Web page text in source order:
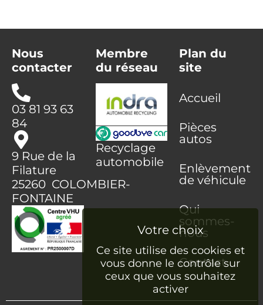
Nous
contacter
03 81 93 63
84
9 Rue de la
Filature
25260 COLOMBIER-
FONTAINE
Membre
du réseau
Recyclage
automobile
Plan du
site
Accueil
Pièces
autos
Enlèvement
de véhicule
Qui
sommes-
nous
Contact
Ce site utilise des cookies et
vous donne le contrôle sur
ceux que vous souhaitez
activer